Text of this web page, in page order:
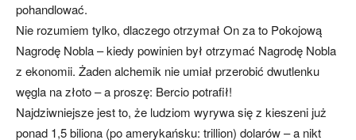
pohandlować.
Nie rozumiem tylko, dlaczego otrzymał On za to Pokojową
Nagrodę Nobla – kiedy powinien był otrzymać Nagrodę Nobla
z ekonomii. Żaden alchemik nie umiał przerobić dwutlenku
węgla na złoto – a proszę: Bercio potrafił!
Najdziwniejsze jest to, że ludziom wyrywa się z kieszeni już
ponad 1,5 biliona (po amerykańsku: trillion) dolarów – a nikt